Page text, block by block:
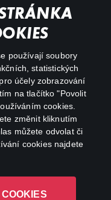
používají soubory
statistických
účely zobrazování
na tlačítko "Povolit
cookies.
změnit kliknutím
můžete odvolat či
cookies najdete